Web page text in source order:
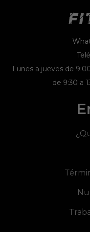
Lunes a jueves de
de 9:30 a